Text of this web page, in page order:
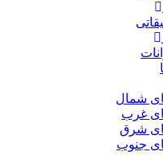
شمال
های غرب
های شرق
جنوب